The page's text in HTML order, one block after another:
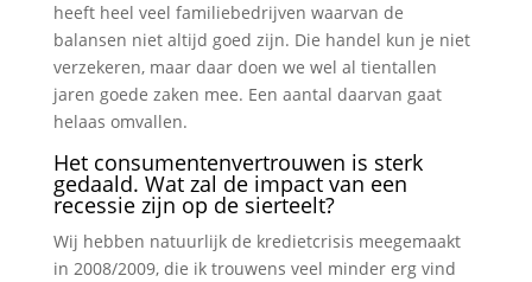
heeft heel veel familiebedrijven waarvan de
balansen niet altijd goed zijn. Die handel kun je niet
verzekeren, maar daar doen we wel al tientallen
jaren goede zaken mee. Een aantal daarvan gaat
helaas omvallen.
Het consumentenvertrouwen is sterk
gedaald. Wat zal de impact van een
recessie zijn op de sierteelt?
Wij hebben natuurlijk de kredietcrisis meegemaakt
in 2008/2009, die ik trouwens veel minder erg vind